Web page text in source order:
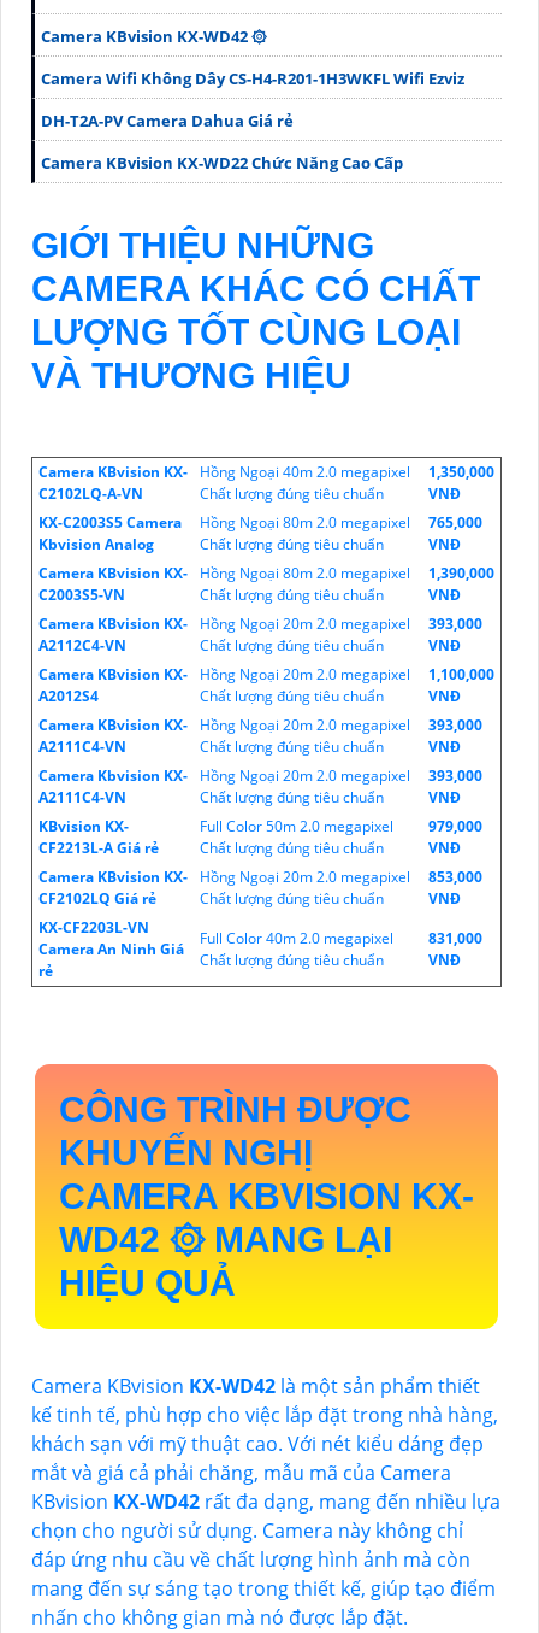
Camera KBvision KX-WD42 ۞
Camera Wifi Không Dây CS-H4-R201-1H3WKFL Wifi Ezviz
DH-T2A-PV Camera Dahua Giá rẻ
Camera KBvision KX-WD22 Chức Năng Cao Cấp
GIỚI THIỆU NHỮNG
CAMERA KHÁC CÓ CHẤT
LƯỢNG TỐT CÙNG LOẠI
VÀ THƯƠNG HIỆU
Camera KBvision KX-
C2102LQ-A-VN
Hồng Ngoại 40m 2.0 megapixel
Chất lượng đúng tiêu chuẩn
1,350,000
VNĐ
KX-C2003S5 Camera
Kbvision Analog
Hồng Ngoại 80m 2.0 megapixel
Chất lượng đúng tiêu chuẩn
765,000
VNĐ
Camera KBvision KX-
C2003S5-VN
Hồng Ngoại 80m 2.0 megapixel
Chất lượng đúng tiêu chuẩn
1,390,000
VNĐ
Camera KBvision KX-
A2112C4-VN
Hồng Ngoại 20m 2.0 megapixel
Chất lượng đúng tiêu chuẩn
393,000
VNĐ
Camera KBvision KX-
A2012S4
Hồng Ngoại 20m 2.0 megapixel
Chất lượng đúng tiêu chuẩn
1,100,000
VNĐ
Camera KBvision KX-
A2111C4-VN
Hồng Ngoại 20m 2.0 megapixel
Chất lượng đúng tiêu chuẩn
393,000
VNĐ
Camera Kbvision KX-
A2111C4-VN
Hồng Ngoại 20m 2.0 megapixel
Chất lượng đúng tiêu chuẩn
393,000
VNĐ
KBvision KX-
CF2213L-A Giá rẻ
Full Color 50m 2.0 megapixel
Chất lượng đúng tiêu chuẩn
979,000
VNĐ
Camera KBvision KX-
CF2102LQ Giá rẻ
Hồng Ngoại 20m 2.0 megapixel
Chất lượng đúng tiêu chuẩn
853,000
VNĐ
KX-CF2203L-VN
Camera An Ninh Giá
rẻ
Full Color 40m 2.0 megapixel
Chất lượng đúng tiêu chuẩn
831,000
VNĐ
CÔNG TRÌNH ĐƯỢC
KHUYẾN NGHỊ
CAMERA KBVISION KX-
WD42 ۞ MANG LẠI
HIỆU QUẢ
Camera KBvision KX-WD42 là một sản phẩm thiết
kế tinh tế, phù hợp cho việc lắp đặt trong nhà hàng,
khách sạn với mỹ thuật cao. Với nét kiểu dáng đẹp
mắt và giá cả phải chăng, mẫu mã của Camera
KBvision KX-WD42 rất đa dạng, mang đến nhiều lựa
chọn cho người sử dụng. Camera này không chỉ
đáp ứng nhu cầu về chất lượng hình ảnh mà còn
mang đến sự sáng tạo trong thiết kế, giúp tạo điểm
nhấn cho không gian mà nó được lắp đặt.